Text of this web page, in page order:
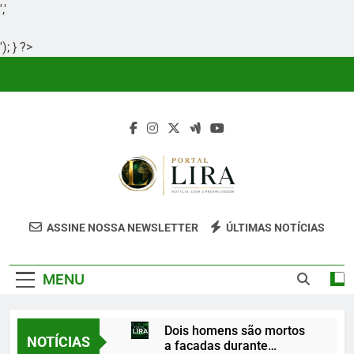
','
'); } ?>
Portal Lira
Portal Lira É Um Site Informativo
Clareza, Responsabilidade E Uma Boa
ASSINE NOSSA NEWSLETTER ÚLTIMAS NOTÍCIAS
MENU
NOTÍCIAS
Dois homens são mortos
a facadas durante